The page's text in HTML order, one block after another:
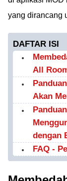
yang dirancang
DAFTAR ISI
All
Akan
dengan
FAQ -